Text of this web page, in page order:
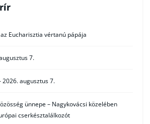
Eucharisztia vértanú pápája
7.
augusztus 7.
ünnepe – Nagykovácsi közelében
cserkésztalálkozót